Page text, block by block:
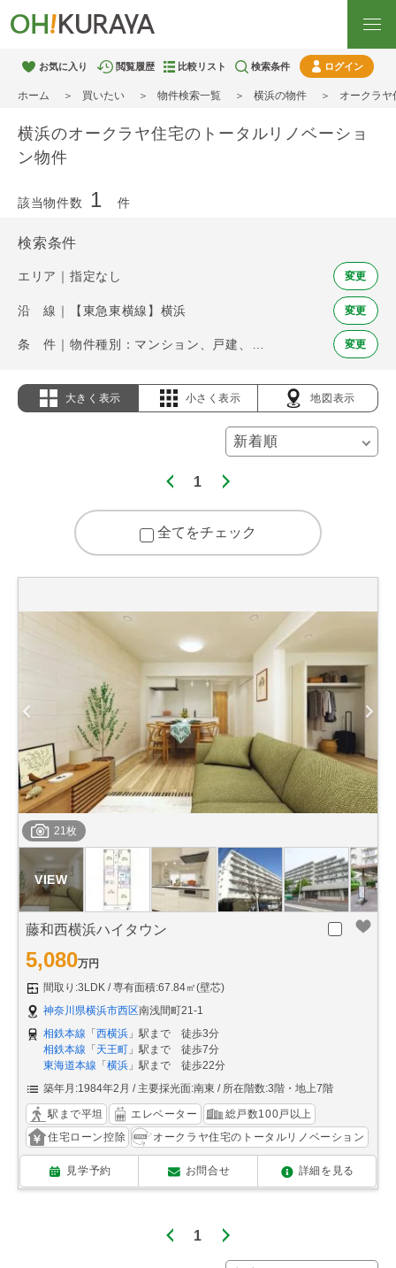
お気に入り 閲覧履歴 比較リスト 検索条件 ログイン
ホーム 買いたい 物件検索一覧 横浜の物件 オークラ
横浜のオークラヤ住宅のトータルリノベーショ
ン物件
該当物件数 1 件
検索条件
エリア｜指定なし 変更
沿 線｜【東急東横線】横浜 変更
変更
大きく表示 小さく表示 地図表示
1
全てをチェック
21枚
藤和西横浜ハイタウン
5,080万円
間取り:3LDK
専有面積:67.84㎡(壁芯)
神奈川県横浜市西区南浅間町21-1
相鉄本線 「 西横浜 」駅まで 徒歩3分
相鉄本線 「 天王町 」駅まで 徒歩7分
東海道本線 「 横浜 」駅まで 徒歩22分
築年月:1984年2月
主要採光面:南東 所在階数:3階・地上7階
駅まで平坦 エレベーター
総戸数100戸以上
住宅ローン控除
オークラヤ住宅のトータルリノベーション
見学予約 お問合せ 詳細を見る
1